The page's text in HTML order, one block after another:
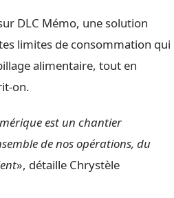
DLC Mémo, une solution
limites de consommation qui
alimentaire, tout en
on.
est un chantier
de nos opérations, du
», détaille Chrystèle